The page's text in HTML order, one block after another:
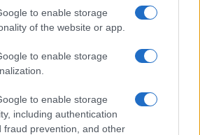
to enable storage
of the website or app.
to enable storage
to enable storage
including authentication
fraud prevention, and other